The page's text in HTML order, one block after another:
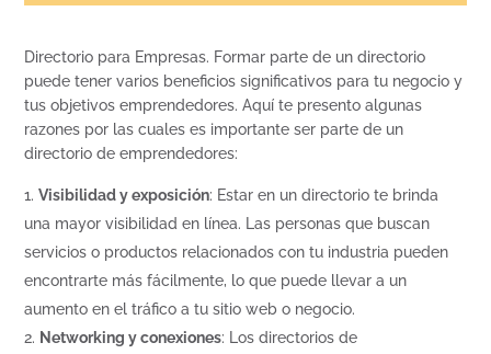
Directorio para Empresas. Formar parte de un directorio
puede tener varios beneficios significativos para tu negocio y
tus objetivos emprendedores. Aquí te presento algunas
razones por las cuales es importante ser parte de un
directorio de emprendedores:
Visibilidad y exposición: Estar en un directorio te brinda
una mayor visibilidad en línea. Las personas que buscan
servicios o productos relacionados con tu industria pueden
encontrarte más fácilmente, lo que puede llevar a un
aumento en el tráfico a tu sitio web o negocio.
Networking y conexiones: Los directorios de